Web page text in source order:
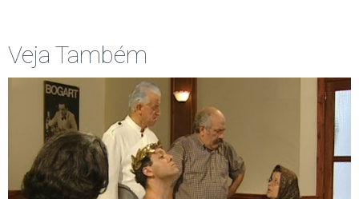
Veja Também